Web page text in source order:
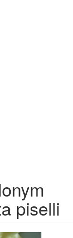
piselli